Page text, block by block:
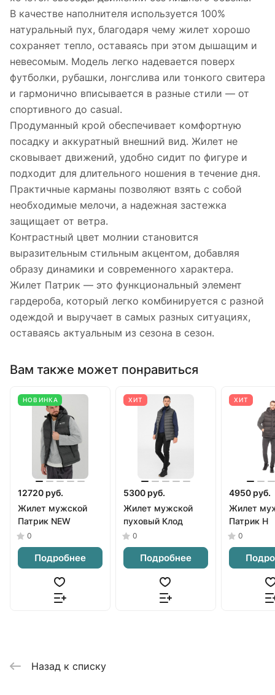
В качестве наполнителя используется 100%
натуральный пух, благодаря чему жилет хорошо
сохраняет тепло, оставаясь при этом дышащим и
невесомым. Модель легко надевается поверх
футболки, рубашки, лонгслива или тонкого свитера
и гармонично вписывается в разные стили — от
спортивного до casual.
Продуманный крой обеспечивает комфортную
посадку и аккуратный внешний вид. Жилет не
сковывает движений, удобно сидит по фигуре и
подходит для длительного ношения в течение дня.
Практичные карманы позволяют взять с собой
необходимые мелочи, а надежная застежка
защищает от ветра.
Контрастный цвет молнии становится
выразительным стильным акцентом, добавляя
образу динамики и современного характера.
Жилет Патрик — это функциональный элемент
гардероба, который легко комбинируется с разной
одеждой и выручает в самых разных ситуациях,
оставаясь актуальным из сезона в сезон.
Вам также может понравиться
НОВИНКА
12720 руб.
Жилет мужской
Патрик NEW
0
Подробнее
ХИТ
5300 руб.
Жилет мужской
пуховый Клод
0
Подробнее
ХИТ
4950 руб.
Жилет
Патрик Н
0
Назад к списку